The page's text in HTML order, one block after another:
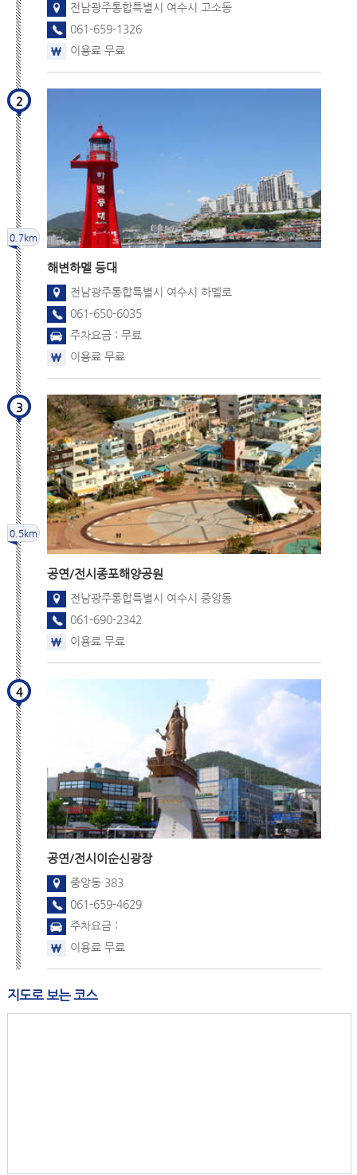
전남광주통합특별시 여수시 고소동
061-659-1326
이용료 무료
2
해변하멜 등대
전남광주통합특별시 여수시 하멜로
061-650-6035
주차요금 : 무료
이용료 무료
0.7km
3
공연/전시 종포해양공원
전남광주통합특별시 여수시 중앙동
061-690-2342
이용료 무료
0.5km
4
공연/전시 이순신광장
중앙동 383
061-659-4629
주차요금 :
이용료 무료
지도로 보는 코스